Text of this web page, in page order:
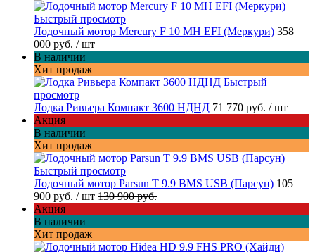
Быстрый просмотр
Лодочный мотор Mercury F 10 MH EFI (Меркури) 358
000 руб. / шт
В наличии
Хит продаж
Быстрый
просмотр
Лодка Ривьера Компакт 3600 НДНД 71 770 руб. / шт
Акция
В наличии
Хит продаж
Быстрый просмотр
Лодочный мотор Parsun T 9.9 BMS USB (Парсун) 105
900 руб. / шт 130 900 руб.
Акция
В наличии
Хит продаж